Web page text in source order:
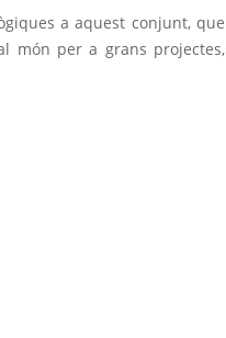
a aquest conjunt, que
món per a grans projectes,